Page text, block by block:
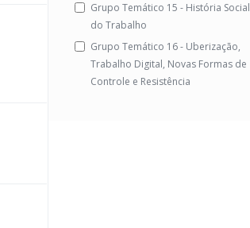
Grupo Temático 15 - História Social
do Trabalho
Grupo Temático 16 - Uberização,
Trabalho Digital, Novas Formas de
Controle e Resistência